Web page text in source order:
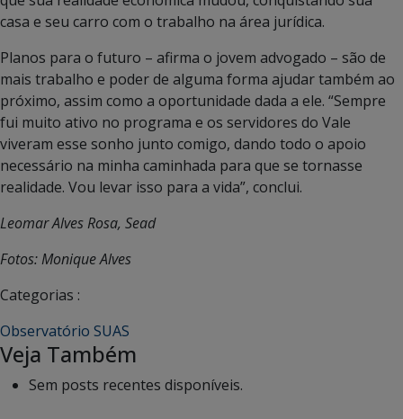
casa e seu carro com o trabalho na área jurídica.
Planos para o futuro – afirma o jovem advogado – são de
mais trabalho e poder de alguma forma ajudar também ao
próximo, assim como a oportunidade dada a ele. “Sempre
fui muito ativo no programa e os servidores do Vale
viveram esse sonho junto comigo, dando todo o apoio
necessário na minha caminhada para que se tornasse
realidade. Vou levar isso para a vida”, conclui.
Leomar Alves Rosa, Sead
Fotos: Monique Alves
Categorias :
Observatório SUAS
Veja Também
Sem posts recentes disponíveis.